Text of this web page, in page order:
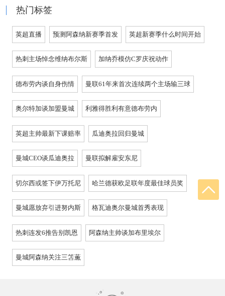
热门标签
英超直播 预测阿森纳新赛季首发 英超新赛季什么时间开始
热刺主场悼念维纳布尔斯 加纳乔模仿C罗庆祝动作
德布劳内谈自身伤情 曼联61年来首次连续两个主场输三球
奥尔特加谈加盟曼城 利雅得胜利有意德布劳内
英超主帅最新下课赔率 瓜迪奥拉回归曼城
曼城CEO谈瓜迪奥拉 曼联拟解雇安东尼
切尔西或签下伊万托尼 哈兰德获欧足联年度最佳球员奖
曼城愿放弃引进努内斯 格瓦迪奥尔曼城首秀表现
热刺连发6推告别凯恩 阿森纳主帅谈加布里埃尔
曼城阿森纳关注三笘薫